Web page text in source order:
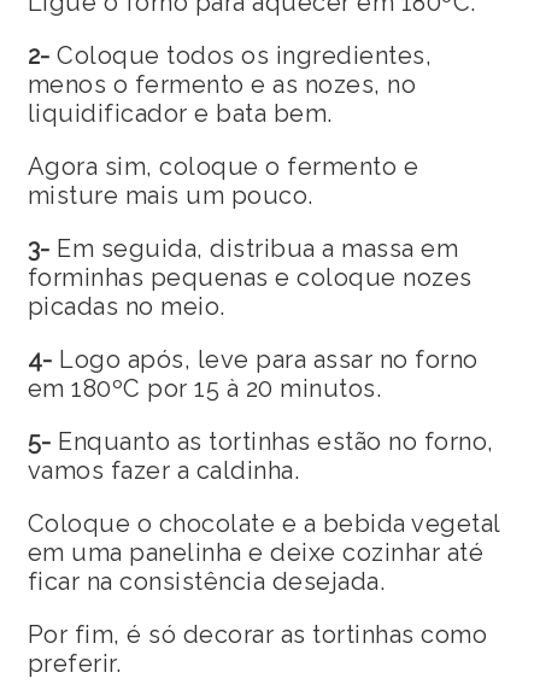
2- Coloque todos os ingredientes,
menos o fermento e as nozes, no
liquidificador e bata bem.
Agora sim, coloque o fermento e
misture mais um pouco.
3- Em seguida, distribua a massa em
forminhas pequenas e coloque nozes
picadas no meio.
4- Logo após, leve para assar no forno
em 180ºC por 15 à 20 minutos.
5- Enquanto as tortinhas estão no forno,
vamos fazer a caldinha.
Coloque o chocolate e a bebida vegetal
em uma panelinha e deixe cozinhar até
ficar na consistência desejada.
Por fim, é só decorar as tortinhas como
preferir.